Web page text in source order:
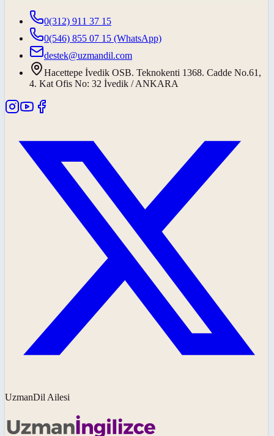
0(312) 911 37 15
0(546) 855 07 15 (WhatsApp)
destek@uzmandil.com
Hacettepe İvedik OSB. Teknokenti 1368. Cadde No.61,
4. Kat Ofis No: 32 İvedik / ANKARA
UzmanDil Ailesi